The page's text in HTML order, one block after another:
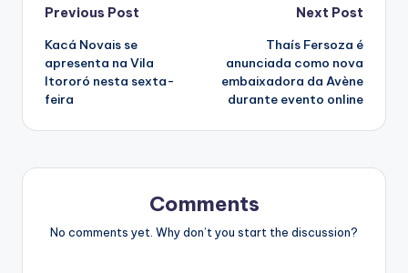
Post
navigation
Previous Post
Kacá Novais se
apresenta na Vila
Itororó nesta sexta-
feira
Next Post
Thaís Fersoza é
anunciada como nova
embaixadora da Avène
durante evento online
Comments
No comments yet. Why don’t you start the discussion?